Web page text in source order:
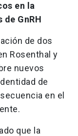
en la
GnRH
de dos
Rosenthal y
nuevos
de
en el
que la